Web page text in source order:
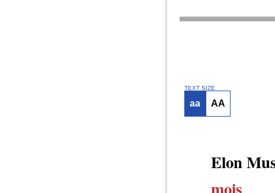
TEXT SIZE
aa AA
Elon
mois